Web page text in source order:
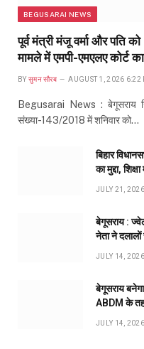
BEGUSARAI NEWS
पूर्व मंत्री मंजू वर्मा और पति
मामले में एमपी-एमएलए कोर्ट
BY सुमन सौरब AUGUST 1, 2026 6:22
Begusarai News : बेगूसराय
संख्या-143/2018 में शनिवार को…
बिहार
का मुद्दा,
JULY 21,
बेगूसराय :
नेता ने दलालों
JULY 14,
बेगूसराय
ABDM के
JULY 14,